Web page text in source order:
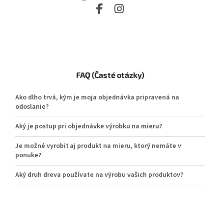
FAQ (Časté otázky)
Ako dlho trvá, kým je moja objednávka pripravená na
odoslanie?
Aký je postup pri objednávke výrobku na mieru?
Je možné vyrobiť aj produkt na mieru, ktorý nemáte v
ponuke?
Aký druh dreva používate na výrobu vašich produktov?